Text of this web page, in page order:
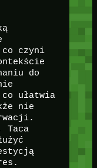
co czyni
do
ułatwia
nie
Taca